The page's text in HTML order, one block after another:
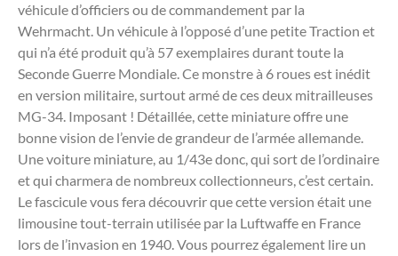
véhicule d’officiers ou de commandement par la
Wehrmacht. Un véhicule à l’opposé d’une petite Traction et
qui n’a été produit qu’à 57 exemplaires durant toute la
Seconde Guerre Mondiale. Ce monstre à 6 roues est inédit
en version militaire, surtout armé de ces deux mitrailleuses
MG-34. Imposant ! Détaillée, cette miniature offre une
bonne vision de l’envie de grandeur de l’armée allemande.
Une voiture miniature, au 1/43e donc, qui sort de l’ordinaire
et qui charmera de nombreux collectionneurs, c’est certain.
Le fascicule vous fera découvrir que cette version était une
limousine tout-terrain utilisée par la Luftwaffe en France
lors de l’invasion en 1940. Vous pourrez également lire un